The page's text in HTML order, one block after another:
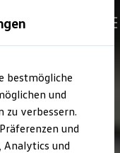
bestmögliche
und
zu verbessern.
und
und